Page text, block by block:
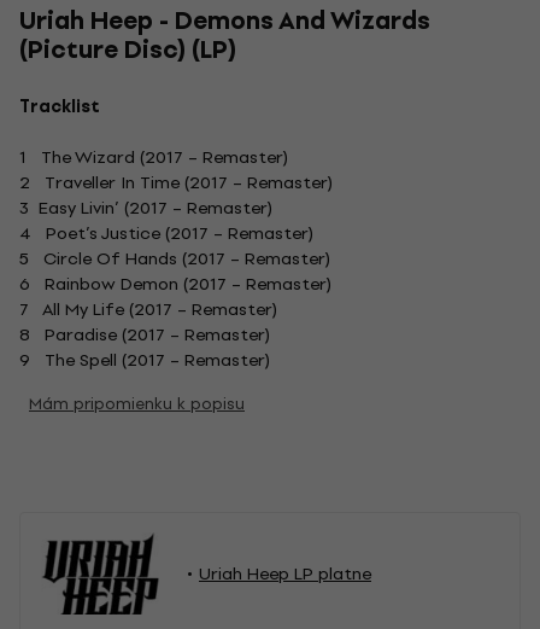
Uriah Heep - Demons And Wizards
(Picture Disc) (LP)
Tracklist
1 The Wizard (2017 – Remaster)
2 Traveller In Time (2017 – Remaster)
3 Easy Livin’ (2017 – Remaster)
4 Poet’s Justice (2017 – Remaster)
5 Circle Of Hands (2017 – Remaster)
6 Rainbow Demon (2017 – Remaster)
7 All My Life (2017 – Remaster)
8 Paradise (2017 – Remaster)
9 The Spell (2017 – Remaster)
Mám pripomienku k popisu
Uriah Heep LP platne